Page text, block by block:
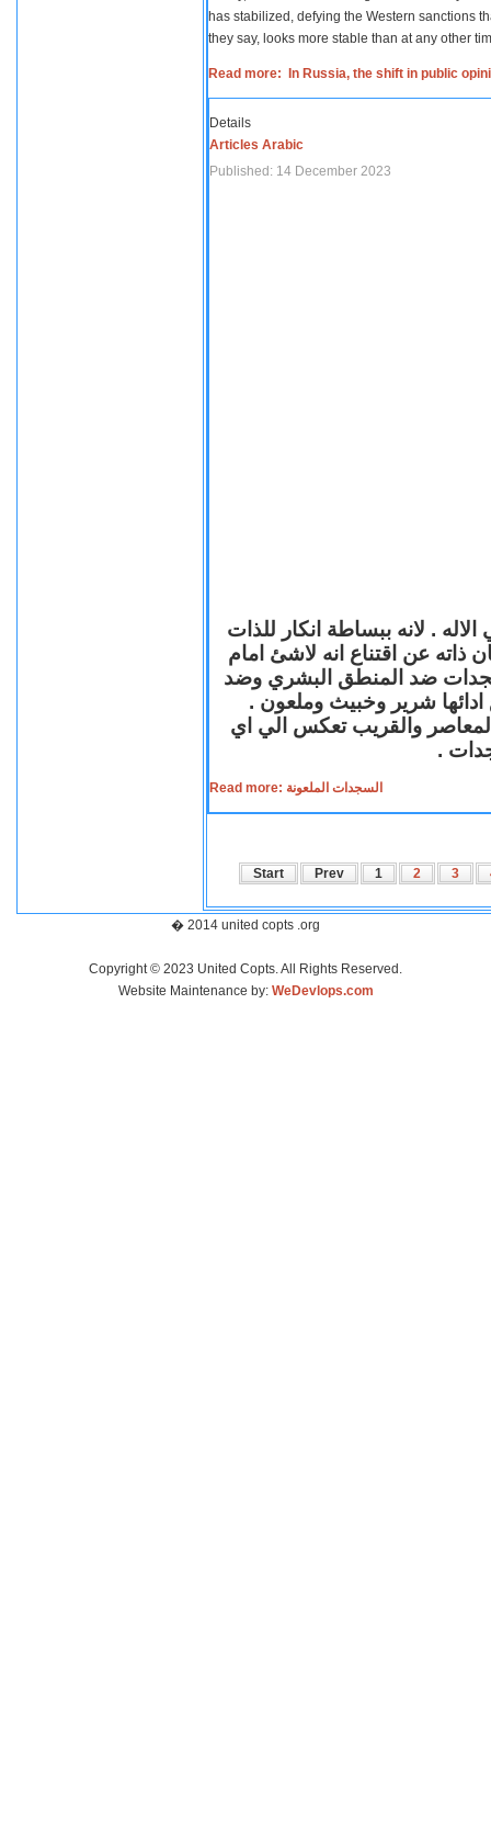
has stabilized, defying the Western sanctions
they say, looks more stable than at any other
Read more: In Russia, the shift in public
Details
Articles Arabic
Published: 14 December 2023
. لانه ببساطة انكار للذات
ذاته عن اقتناع انه لاشئ امام
ضد المنطق البشري وضد
ادائها شرير وخبيث وملعون .
المعاصر والقريب تعكس الي اي
.
Read more: السجدات الملعونة
Start Prev 1 2 3
� 2014 united copts .org
Copyright © 2023 United Copts. All Rights Reserved.
Website Maintenance by: WeDevlops.com